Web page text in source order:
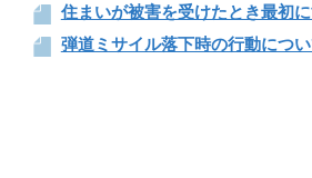
住まいが被害を受けたとき最初
弾道ミサイル落下時の行動につ